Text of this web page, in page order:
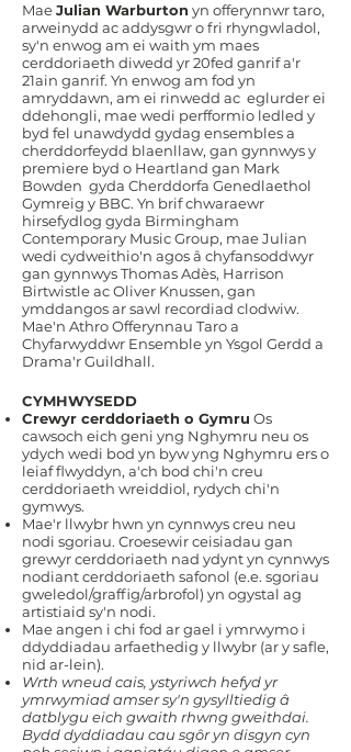
MaeJulian Warburton yn offerynnwr taro,
arweinydd ac addysgwr o fri rhyngwladol,
sy'n enwog am ei waith ym maes
cerddoriaeth diwedd yr 20fed ganrif a'r
21ain ganrif. Yn enwog am fod yn
amryddawn, am ei rinwedd ac eglurder ei
ddehongli, mae wedi perfformio ledled y
byd fel unawdydd gydag ensembles a
cherddorfeydd blaenllaw, gan gynnwys y
premiere byd o Heartland gan Mark
Bowden gyda Cherddorfa Genedlaethol
Gymreig y BBC. Yn brif chwaraewr
hirsefydlog gyda Birmingham
Contemporary Music Group, mae Julian
wedi cydweithio'n agos â chyfansoddwyr
gan gynnwys Thomas Adès, Harrison
Birtwistle ac Oliver Knussen, gan
ymddangos ar sawl recordiad clodwiw.
Mae'n Athro Offerynnau Taro a
Chyfarwyddwr Ensemble yn Ysgol Gerdd a
Drama'r Guildhall.
CYMHWYSEDD
Crewyr cerddoriaeth o Gymru Os
cawsoch eich geni yng Nghymru neu os
ydych wedi bod yn byw yng Nghymru ers o
leiaf flwyddyn, a'ch bod chi'n creu
cerddoriaeth wreiddiol, rydych chi'n
gymwys.
Mae'r llwybr hwn yn cynnwys creu neu
nodi sgoriau. Croesewir ceisiadau gan
grewyr cerddoriaeth nad ydynt yn cynnwys
nodiant cerddoriaeth safonol (e.e. sgoriau
gweledol/graffig/arbrofol) yn ogystal ag
artistiaid sy'n nodi.
Mae angen i chi fod ar gael i ymrwymo i
ddyddiadau arfaethedig y llwybr (ar y safle,
nid ar-lein).
Wrth wneud cais, ystyriwch hefyd yr
ymrwymiad amser sy'n gysylltiedig â
datblygu eich gwaith rhwng gweithdai.
Bydd dyddiadau cau sgôr yn disgyn cyn